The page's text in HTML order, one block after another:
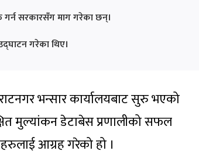
गर्न सरकारसँग माग गरेका छन्।
गरेका थिए।
भन्सार कार्यालयबाट सुरु भएको
मुल्यांकन डेटाबेस प्रणालीको सफल
आग्रह गरेको हो ।